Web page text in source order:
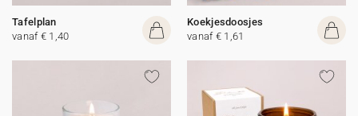
Tafelplan
vanaf € 1,40
Koekjesdoosjes
vanaf € 1,61